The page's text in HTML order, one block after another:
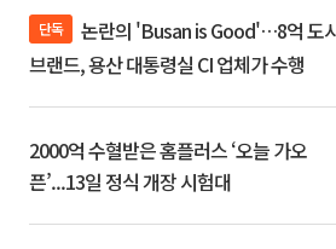
단독
브랜드, 용산 대통령실 CI 업체가 수행
2000억 수혈받은 홈플러스 ‘오늘 가오
픈’...13일 정식 개장 시험대